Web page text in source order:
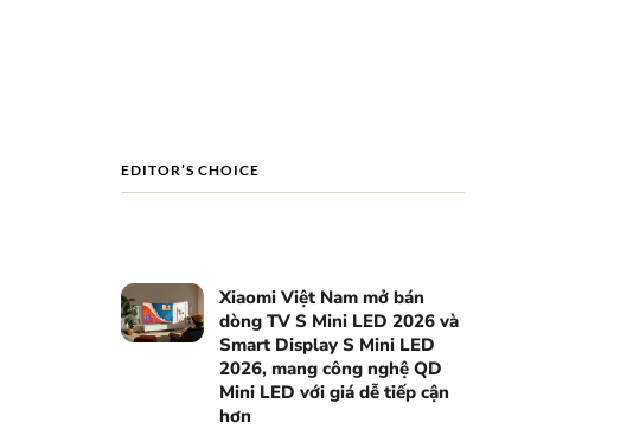
EDITOR’S CHOICE
Xiaomi Việt Nam mở bán
dòng TV S Mini LED 2026 và
Smart Display S Mini LED
2026, mang công nghệ QD
Mini LED với giá dễ tiếp cận
hơn